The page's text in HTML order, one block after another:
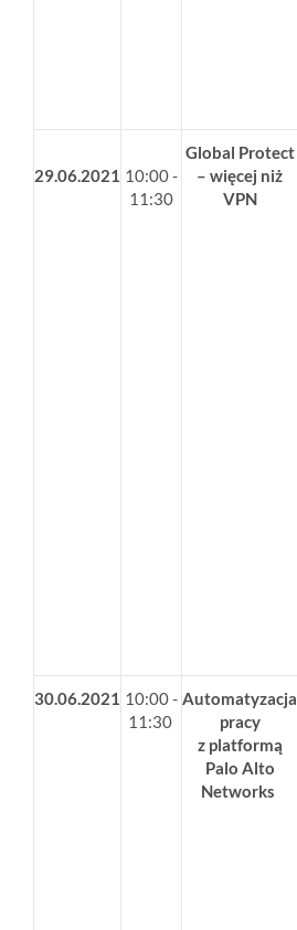
29.06.2021 10:00 -
11:30
Global Protect
– więcej niż
VPN
30.06.2021 10:00 -
11:30
Automatyzacja
pracy
z platformą
Palo Alto
Networks